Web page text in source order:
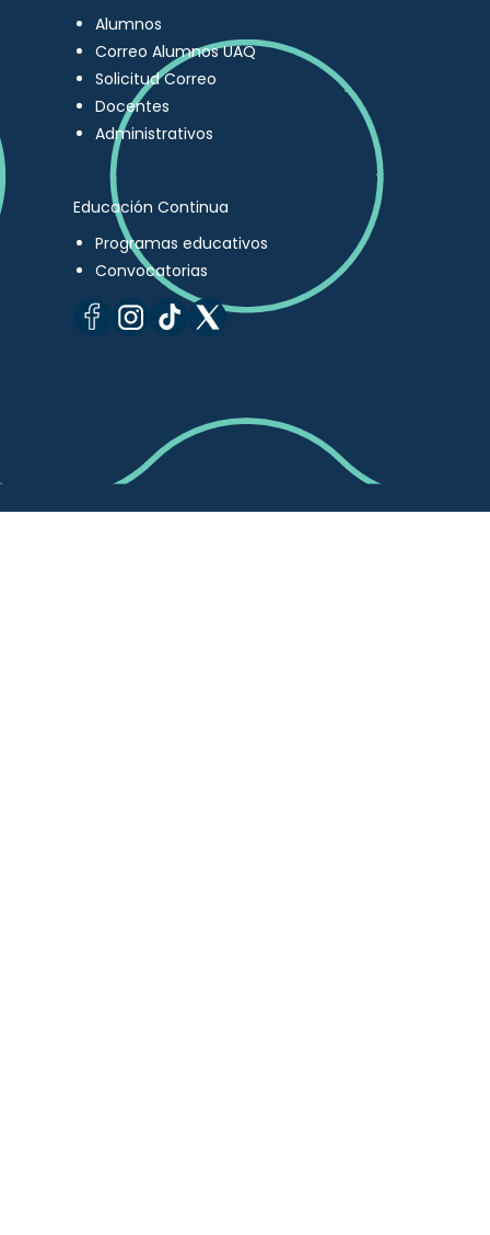
Alumnos
Correo Alumnos UAQ
Solicitud Correo
Docentes
Administrativos
Educación Continua
Programas educativos
Convocatorias